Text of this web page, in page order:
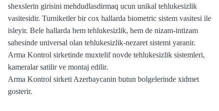
shexslerin girisini mehdudlasdirmaq ucun unikal tehlukesizlik
vasitesidir. Turniketler bir cox hallarda biometric sistem vasitesi ile
isleyir. Bele hallarda hem tehlukesizlik, hem de nizam-intizam
sahesinde universal olan tehlukesizlik-nezaret sistemi yaranir.
Arma Kontrol sirketinde muxtelif novde tehlukesizlik sistemleri,
kameralar satilir ve montaj edilir.
Arma Kontrol sirketi Azerbaycanin butun bolgelerinde xidmet
gosterir.